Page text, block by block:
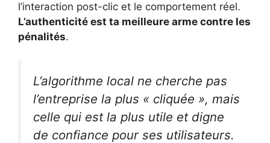
l’interaction post-clic et le comportement réel.
L’authenticité est ta meilleure arme contre les
pénalités.
L’algorithme local ne cherche pas
l’entreprise la plus « cliquée », mais
celle qui est la plus utile et digne
de confiance pour ses utilisateurs.